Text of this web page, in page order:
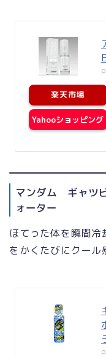
楽天市場
Yahooショッピング
マンダム ギャツ
ォーター
ほてった体を瞬間
をかくたびにクール